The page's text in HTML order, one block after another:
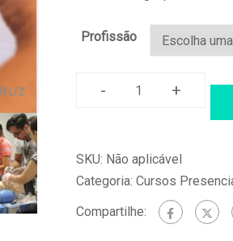
Profissão
-
ACLS
Avançado
de
Vida
+
SKU: Não aplicável
Categoria: Cursos
Compartilhe: